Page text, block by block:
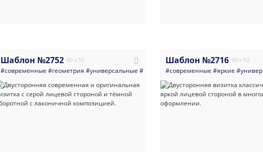
Шаблон №2752 90 x 50
#современные #геометрия #универсальные #визитка#директор #руководитель
Шаблон №2716 90 x 50
#современные #яркие